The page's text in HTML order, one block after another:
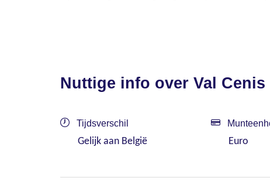
Nuttige info over Val Cenis
Tijdsverschil
Gelijk aan België Euro